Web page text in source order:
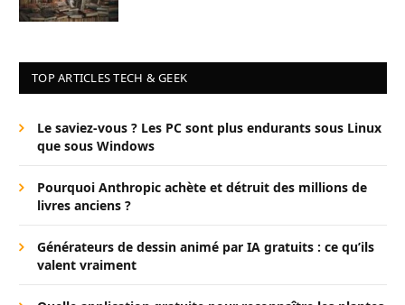
TOP ARTICLES TECH & GEEK
Le saviez-vous ? Les PC sont plus endurants sous Linux
que sous Windows
Pourquoi Anthropic achète et détruit des millions de
livres anciens ?
Générateurs de dessin animé par IA gratuits : ce qu’ils
valent vraiment